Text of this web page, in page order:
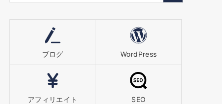
ブログ WordPress
アフィリエイト SEO